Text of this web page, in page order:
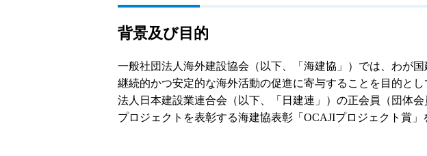
背景及び目的
一般社団法人海外建設協会（以下、「海建協」）では、わが
継続的かつ安定的な海外活動の促進に寄与することを目的と
法人日本建設業連合会（以下、「日建連」）の正会員（団体
プロジェクトを表彰する海建協表彰「OCAJIプロジェクト賞」